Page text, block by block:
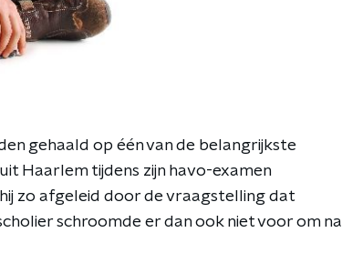
gehaald op één van de belangrijkste
Haarlem tijdens zijn havo-examen
zo afgeleid door de vraagstelling dat
schroomde er dan ook niet voor om na